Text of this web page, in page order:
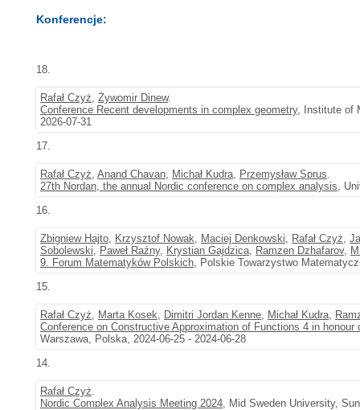
Konferencje:
18.
Rafał Czyż, Żywomir Dinew.
Conference Recent developments in complex geometry, Institute of
2026-07-31
17.
Rafał Czyż, Anand Chavan, Michał Kudra, Przemysław Sprus.
27th Nordan, the annual Nordic conference on complex analysis,
16.
Zbigniew Hajto, Krzysztof Nowak, Maciej Denkowski, Rafał Czyż,
Sobolewski, Paweł Raźny, Krystian Gajdzica, Ramzen Dzhafarov,
9. Forum Matematyków Polskich, Polskie Towarzystwo
15.
Rafał Czyż, Marta Kosek, Dimitri Jordan Kenne, Michał Kudra,
Conference on Constructive Approximation of Functions 4 in
Warszawa, Polska, 2024-06-25 - 2024-06-28
14.
Rafał Czyż.
Nordic Complex Analysis Meeting 2024, Mid Sweden University,